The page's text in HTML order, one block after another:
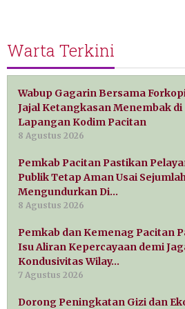
Warta Terkini
Wabup Gagarin Bersama
Jajal Ketangkasan Menembak di
Lapangan Kodim Pacitan
8 Agustus 2026
Pemkab Pacitan Pastikan
Publik Tetap Aman Usai
Mengundurkan Di…
8 Agustus 2026
Pemkab dan Kemenag Pacitan
Isu Aliran Kepercayaan demi
Kondusivitas Wilay…
7 Agustus 2026
Dorong Peningkatan Gizi dan